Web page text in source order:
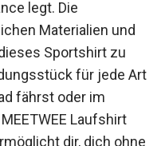
legt. Die
Materialien und
Sportshirt zu
für jede
Rad fährst oder im